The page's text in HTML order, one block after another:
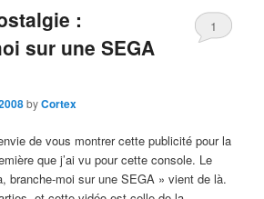
:
sur une SEGA
byCortex
1
de vous montrer cette publicité pour la
que j’ai vu pour cette console. Le
branche-moi sur une SEGA » vient de là.